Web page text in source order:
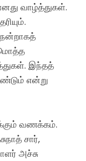
வாழ்த்துகள்.
நன்றாகத்
இந்தத்
என்று
வணக்கம்.
சார்,
அச்சு